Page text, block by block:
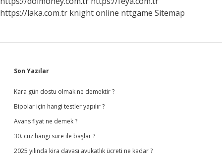
https://laka.com.tr knight online nttgame Sitemap
Sidebar
Son Yazılar
Kara gün dostu olmak ne demektir ?
Bipolar için hangi testler yapılır ?
Avans fiyat ne demek ?
30. cüz hangi sure ile başlar ?
2025 yılında kira davası avukatlık ücreti ne kadar ?